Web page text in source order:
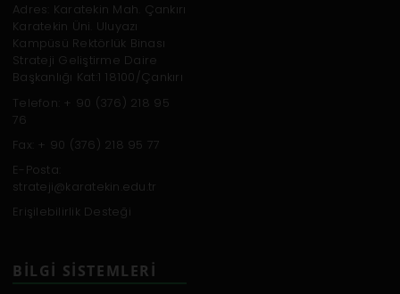
Adres: Karatekin Mah. Çankırı
Karatekin Üni. Uluyazı
Kampüsü Rektörlük Binası
Strateji Geliştirme Daire
Başkanlığı Kat:1 18100/Çankırı
Telefon: + 90 (376) 218 95
76
Fax: + 90 (376) 218 95 77
E-Posta:
strateji@karatekin.edu.tr
Erişilebilirlik Desteği
BILGI SISTEMLERI